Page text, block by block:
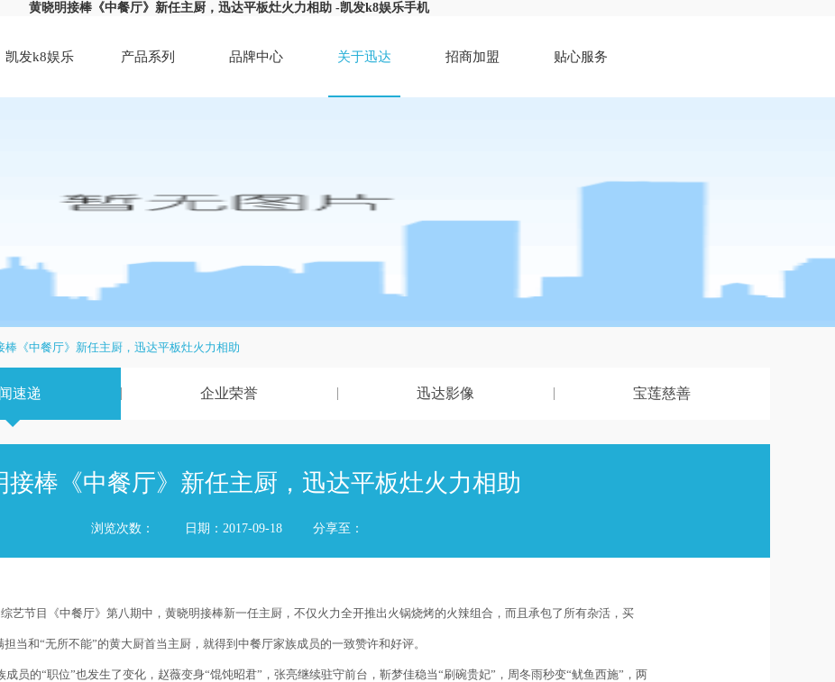
黄晓明接棒《中餐厅》新任主厨，迅达平板灶火力相助 -凯发k8娱乐手机
凯发k8娱乐 产品系列 品牌中心 关于迅达 招商加盟 贴心服务
棒《中餐厅》新任主厨，迅达平板灶火力相助
速递 企业荣誉 迅达影像 宝莲慈善
接棒《中餐厅》新任主厨，迅达平板灶火力相助
浏览次数： 日期：2017-09-18 分享至：
艺节目《中餐厅》第八期中，黄晓明接棒新一任主厨，不仅火力全开推出火锅烧烤的火辣组合，而且承包了所有杂活，买
当和“无所不能”的黄大厨首当主厨，就得到中餐厅家族成员的一致赞许和好评。
员的“职位”也发生了变化，赵薇变身“馄饨昭君”，张亮继续驻守前台，靳梦佳稳当“刷碗贵妃”，周冬雨秒变“鱿鱼西施”，两